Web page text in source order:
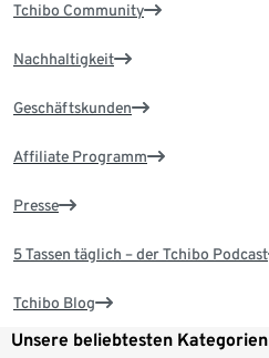
Tchibo Community
Nachhaltigkeit
Geschäftskunden
Affiliate Programm
Presse
5 Tassen täglich – der Tchibo Podcast
Tchibo Blog
Unsere beliebtesten Kategorien